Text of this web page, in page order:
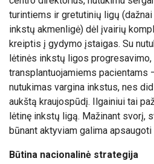
turintiems ir gretutinių ligų
inkstų akmenligė) dėl įvairių
kreiptis į gydymo įstaigas. Su
lėtinės inkstų ligos
transplantuojamiems pacientams
nutukimas vargina inkstus, nes
aukštą kraujospūdį. Ilgainiui tai
lėtinę inkstų ligą. Mažinant svorį,
būnant aktyviam galima
Būtina nacionalinė strategija